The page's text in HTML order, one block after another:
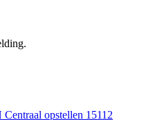
opstellen 15112